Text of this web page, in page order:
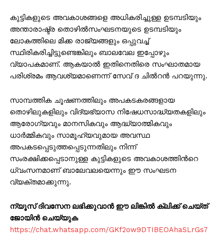
കുട്ടികളുടെ അവകാശങ്ങളെ അധികരിച്ചുള്ള ഉടമ്പടിയും
അന്താരാഷ്ട്ര തൊഴിൽസംഘടനയുടെ ഉടമ്പടിയും
ലോകത്തിലെ മിക്ക രാജ്യങ്ങളും ഒപ്പുവച്ച്
സ്ഥിരികരിച്ചിട്ടുണ്ടെങ്കിലും ബാലവേല ഇപ്പോഴും
വ്യാപകമാണ്. ആകയാൽ ഇതിനെതിരെ സംഘാതമായ
പരിശ്രമം ആവശ്യമാണെന്ന് സേവ് ദ ചിൽറൻ പറയുന്നു.
സാമ്പത്തിക ചൂഷണത്തിലും അപകടകരങ്ങളായ
തൊഴിലുകളിലും വിദ്യഭ്യാസ നിഷേധസാദ്ധ്യതകളിലും
ആരോഗ്യവും മാനസികവും ആദ്ധ്യാത്മികവും
ധാർമ്മികവും സാമൂഹ്യവുമായ അവസ്ഥ
അപകടപ്പെടുത്തപ്പെടുന്നതിലും നിന്ന്
സംരക്ഷിക്കപ്പെടാനുള്ള കുട്ടികളുടെ അവകാശത്തിൻറെ
ധ്വംസനമാണ് ബാലേവലയെന്നും ഈ സംഘടന
വ്യക്തമാക്കുന്നു.
ന്യൂസ് ദിവസേന ലഭിക്കുവാൻ ഈ ലിങ്കിൽ ക്ലിക്ക് ചെയ്ത്
ജോയിൻ ചെയ്യുക
https://chat.whatsapp.com/GKf2ow9DTIBEOAhaSLrGs7